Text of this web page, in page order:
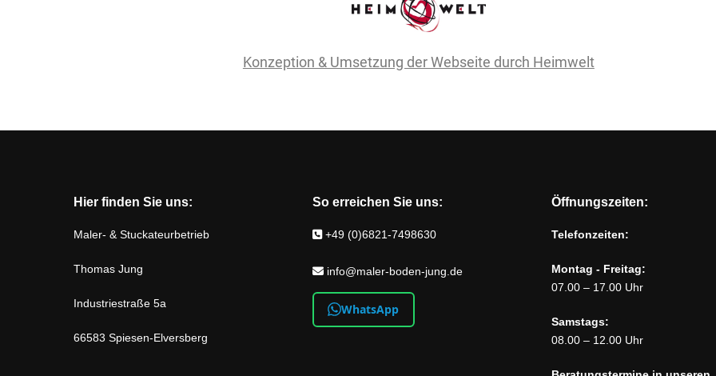
Konzeption & Umsetzung der Webseite durch Heimwelt
Hier finden Sie uns:
Maler- & Stuckateurbetrieb
Thomas Jung
Industriestraße 5a
66583 Spiesen-Elversberg
So erreichen Sie uns:
+49 (0)6821-7498630
info@maler-boden-jung.de
WhatsApp
Öffnungszeiten:
Telefonzeiten:
Montag - Freitag:
07.00 – 17.00 Uhr
Samstags:
08.00 – 12.00 Uhr